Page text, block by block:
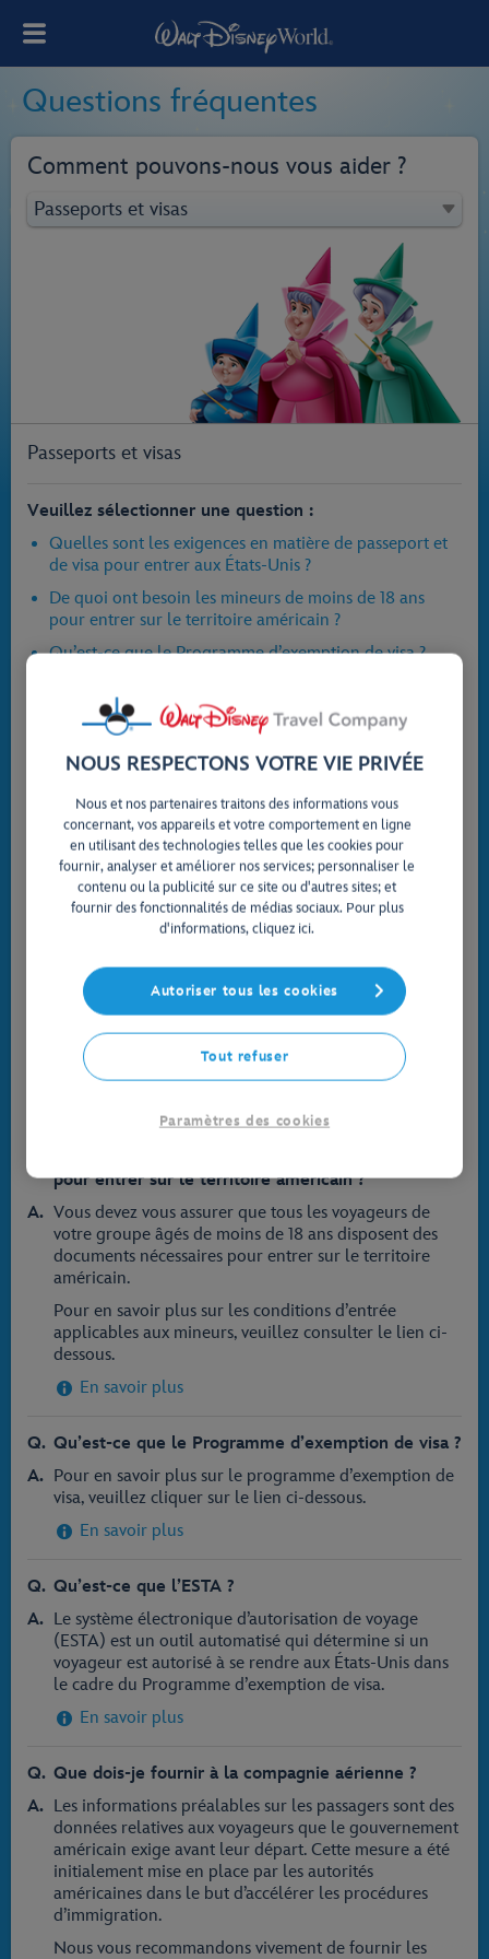
Questions fréquentes
Comment pouvons‑nous vous aider ?
Passeports et visas
Veuillez sélectionner une question :
Quelles sont les exigences en matière de passeport et
de visa pour entrer aux États-Unis ?
De quoi ont besoin les mineurs de moins de 18 ans
pour entrer sur le territoire américain ?
Qu’est-ce que le Programme d’exemption de visa ?
Que dois-je fournir à la compagnie aérienne ?
Je viens de me marier et mon passeport porte encore
mon nom de jeune fille. Cela pose-t-il un problème ?
De quoi ai-je besoin si je voyage en avion depuis le
Canada et quelle est l’importance d’une autorisation de
voyage électronique (AVE) ?
Quelles sont les exigences en matière de
passeport et de visa pour entrer aux États-Unis ?
vous disposez des informations appropriées. Nous
vous recommandons vivement de consulter les
passeport avant de réserver votre séjour à Walt Disney
World.
pour entrer sur le territoire américain ?
Vous devez vous assurer que tous les voyageurs de
votre groupe âgés de moins de 18 ans disposent des
documents nécessaires pour entrer sur le territoire
américain.
Pour en savoir plus sur les conditions d’entrée
applicables aux mineurs, veuillez consulter le lien ci-
dessous.
En savoir plus
Qu’est-ce que le Programme d’exemption de visa ?
Pour en savoir plus sur le programme d’exemption de
visa, veuillez cliquer sur le lien ci-dessous.
En savoir plus
Qu’est-ce que l’ESTA ?
Le système électronique d’autorisation de voyage
(ESTA) est un outil automatisé qui détermine si un
voyageur est autorisé à se rendre aux États-Unis dans
le cadre du Programme d’exemption de visa.
En savoir plus
Que dois-je fournir à la compagnie aérienne ?
Les informations préalables sur les passagers sont des
données relatives aux voyageurs que le gouvernement
américain exige avant leur départ. Cette mesure a été
initialement mise en place par les autorités
américaines dans le but d’accélérer les procédures
d’immigration.
Nous vous recommandons vivement de fournir les
NOUS RESPECTONS VOTRE VIE PRIVÉE
Nous et nos partenaires traitons des informations vous
concernant, vos appareils et votre comportement en ligne
en utilisant des technologies telles que les cookies pour
fournir, analyser et améliorer nos services; personnaliser le
contenu ou la publicité sur ce site ou d'autres sites; et
fournir des fonctionnalités de médias sociaux. Pour plus
d'informations, cliquez ici.
Paramètres des cookies
Tout refuser
Autoriser tous les cookies